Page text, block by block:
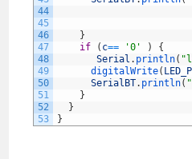
44
45
46
47
48
49
50
51
52
53
}
if
( c== '0' )
{
Serial . println(
digitalWrite(
SerialBT. println(
}
}
}